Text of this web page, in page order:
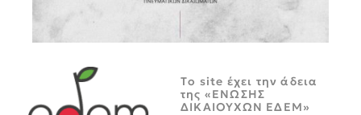
Tο site έχει την άδεια
της «ΕΝΩΣΗΣ
ΔΙΚΑΙΟΥΧΩΝ ΕΔΕΜ»